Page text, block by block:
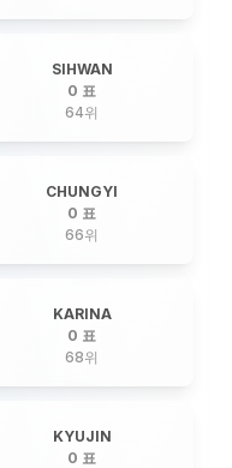
SIHWAN
0 표
64위
CHUNGYI
0 표
66위
KARINA
0 표
68위
KYUJIN
0 표